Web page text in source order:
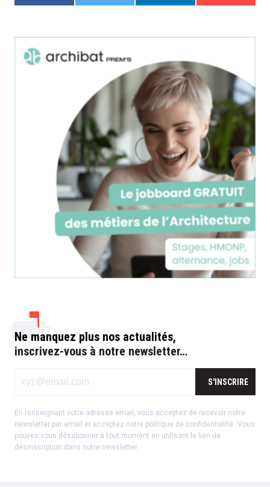
Ne manquez plus nos actualités,
inscrivez-vous à notre newsletter…
S'INSCRIRE
En renseignant votre adresse email, vous acceptez de recevoir notre
newsletter par email et acceptez notre politique de confidentialité Vous
pouvez vous désabonner à tout moment en utilisant le lien de
désinscription dans notre newsletter.